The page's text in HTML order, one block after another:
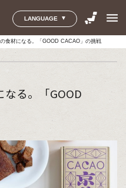
LANGUAGE menu
食材になる。「GOOD CACAO」の挑戦
る。「GOOD